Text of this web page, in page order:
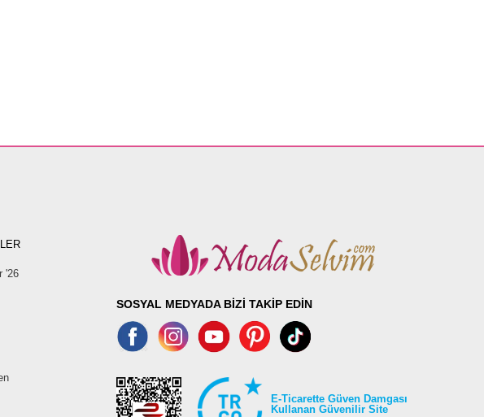
'26
SOSYAL MEDYADA BİZİ TAKİP EDİN
E-Ticarette Güven Damgası
Kullanan Güvenilir Site